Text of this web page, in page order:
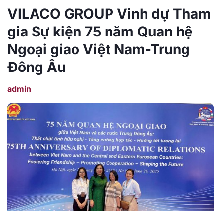
VILACO GROUP Vinh dự Tham
gia Sự kiện 75 năm Quan hệ
Ngoại giao Việt Nam-Trung
Đông Âu
admin